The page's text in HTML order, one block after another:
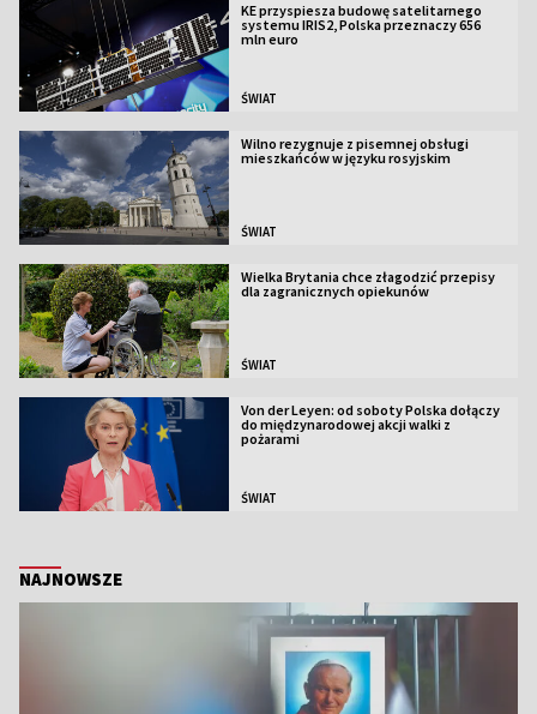
KE przyspiesza budowę satelitarnego
systemu IRIS2, Polska przeznaczy 656
mln euro
ŚWIAT
Wilno rezygnuje z pisemnej obsługi
mieszkańców w języku rosyjskim
ŚWIAT
Wielka Brytania chce złagodzić przepisy
dla zagranicznych opiekunów
ŚWIAT
Von der Leyen: od soboty Polska dołączy
do międzynarodowej akcji walki z
pożarami
ŚWIAT
NAJNOWSZE